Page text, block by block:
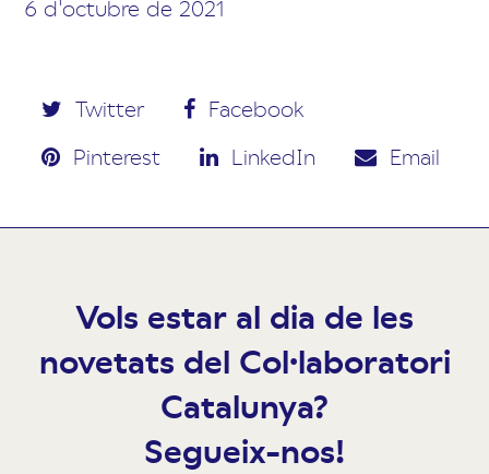
6 d'octubre de 2021
Twitter
Facebook
Pinterest
LinkedIn Email
Vols estar al dia de les
novetats del Col·laboratori
Catalunya?
Segueix-nos!